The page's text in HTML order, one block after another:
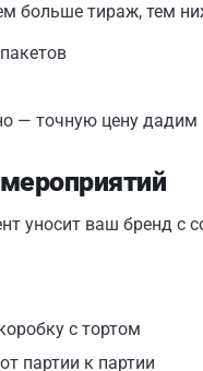
больше тираж, тем
— точную цену дадим
уносит ваш бренд с
с тортом
партии к партии